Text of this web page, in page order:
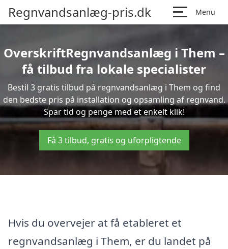
Regnvandsanlæg-pris.dk Menu
OverskriftRegnvandsanlæg i Them –
få tilbud fra lokale specialister
Bestil 3 gratis tilbud på regnvandsanlæg i Them og find
den bedste pris på installation og opsamling af regnvand.
Spar tid og penge med et enkelt klik!
Få 3 tilbud, gratis og uforpligtende
Hvis du overvejer at få etableret et
regnvandsanlæg i Them, er du landet på